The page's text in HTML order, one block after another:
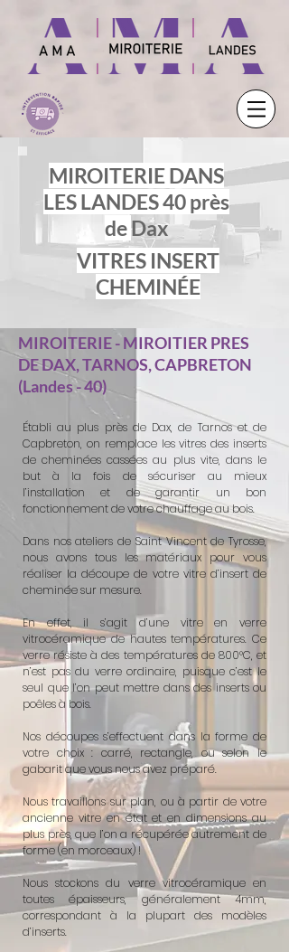
MIROITERIE DANS
LES LANDES 40 près
deDax
VITRES INSERT
CHEMINÉE
MIROITERIE - MIROITIER PRES
DE DAX, TARNOS, CAPBRETON
(Landes - 40)
Établi au plus près de Dax, de Tarnos et de
Capbreton, on remplace les vitres des inserts
de cheminées cassées au plus vite, dans le
but à la fois de sécuriser au mieux
l’installation et de garantir un bon
fonctionnement de votre chauffage au bois.
Dans nos ateliers de Saint Vincent de Tyrosse,
nous avons tous les matériaux pour vous
réaliser la découpe de votre vitre d’insert de
cheminée sur mesure.
En effet, il s’agit d’une vitre en verre
vitrocéramique de hautes températures. Ce
verre résiste à des températures de 800°C, et
n’est pas du verre ordinaire, puisque c’est le
seul que l’on peut mettre dans des inserts ou
poêles à bois.
Nos découpes s’effectuent dans la forme de
votre choix : carré, rectangle, ou selon le
gabarit que vous nous avez préparé.
Nous travaillons sur plan, ou à partir de votre
ancienne vitre en état et en dimensions au
plus près, que l’on a récupérée autrement de
forme (en morceaux) !
Nous stockons du verre vitrocéramique en
toutes épaisseurs, généralement 4mm,
correspondant à la plupart des modèles
d’inserts.